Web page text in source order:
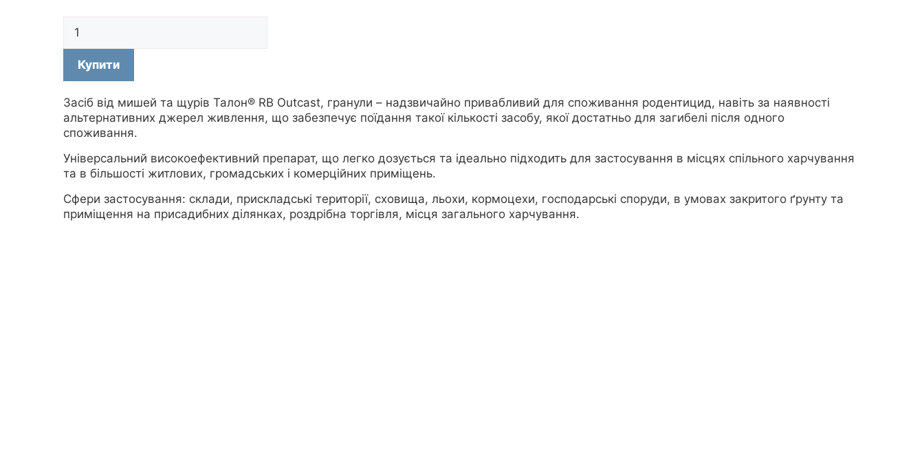
Засіб від мишей та щурів Талон® RB Outcast, гранули – надзвичайно привабливий для споживання родентицид, навіть за наявності
альтернативних джерел живлення, що забезпечує поїдання такої кількості засобу, якої достатньо для загибелі після одного
споживання.
Універсальний високоефективний препарат, що легко дозується та ідеально підходить для застосування в місцях спільного харчування
та в більшості житлових, громадських і комерційних приміщень.
Сфери застосування: склади, прискладські території, сховища, льохи, кормоцехи, господарські споруди, в умовах закритого ґрунту та
приміщення на присадибних ділянках, роздрібна торгівля, місця загального харчування.
від
щурів.
Гранули
Талон
RB
300
г
Купити